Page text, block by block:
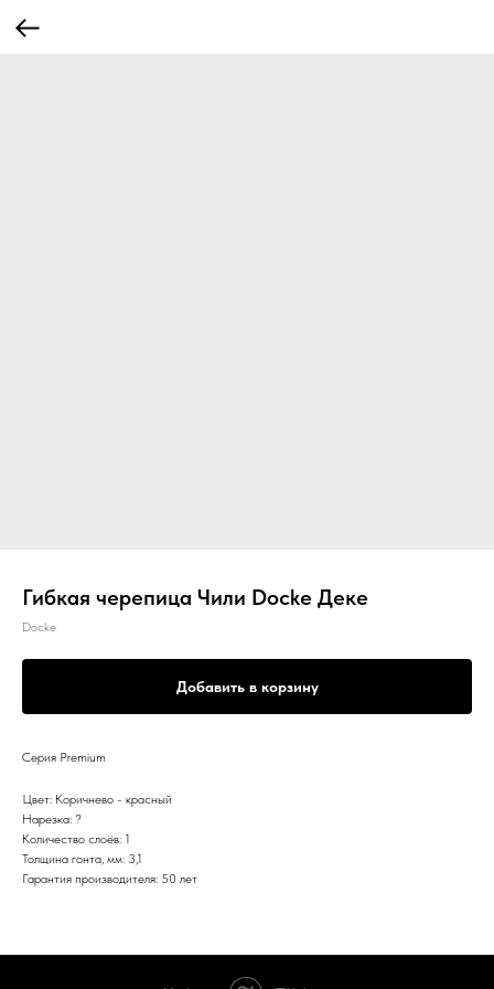
Гибкая черепица Чили Docke Деке
Docke
Добавить в корзину
Серия Premium
Цвет: Коричнево - красный
Нарезка: ?
Количество слоёв: 1
Толщина гонта, мм: 3,1
Гарантия производителя: 50 лет